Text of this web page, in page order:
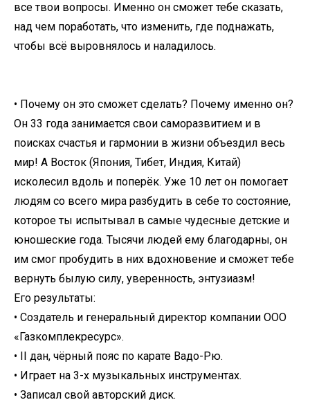
все твои вопросы. Именно он сможет тебе сказать,
над чем поработать, что изменить, где поднажать,
чтобы всё выровнялось и наладилось.
• Почему он это сможет сделать? Почему именно он?
Он 33 года занимается свои саморазвитием и в
поисках счастья и гармонии в жизни объездил весь
мир! А Восток (Япония, Тибет, Индия, Китай)
исколесил вдоль и поперёк. Уже 10 лет он помогает
людям со всего мира разбудить в себе то состояние,
которое ты испытывал в самые чудесные детские и
юношеские года. Тысячи людей ему благодарны, он
им смог пробудить в них вдохновение и сможет тебе
вернуть былую силу, уверенность, энтузиазм!
Его результаты:
• Создатель и генеральный директор компании ООО
«Газкомплекресурс».
• II дан, чёрный пояс по карате Вадо-Рю.
• Играет на 3-х музыкальных инструментах.
• Записал свой авторский диск.